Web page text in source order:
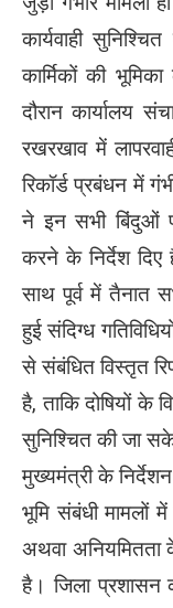
कार्यवाही
कार्मिकों की
दौरान कार्यालय
रखरखाव में
रिकॉर्ड प्रबंधन में
ने इन सभी बिंदुओं
करने के निर्देश दिए
साथ पूर्व में तैनात
हुई संदिग्ध
से संबंधित विस्तृत
है, ताकि दोषियों के
सुनिश्चित की जा
मुख्यमंत्री के निर्देशन
भूमि संबंधी मामलों में
अथवा अनियमितता
है। जिला